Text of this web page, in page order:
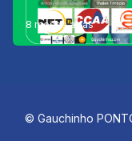
8 meses atrás
© Gauchinho